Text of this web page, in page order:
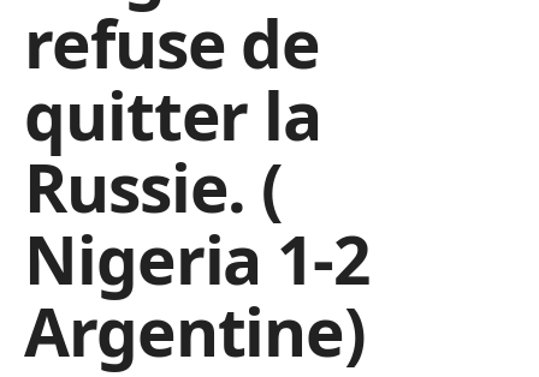
refuse de
quitter la
Russie. (
Nigeria 1-2
Argentine)